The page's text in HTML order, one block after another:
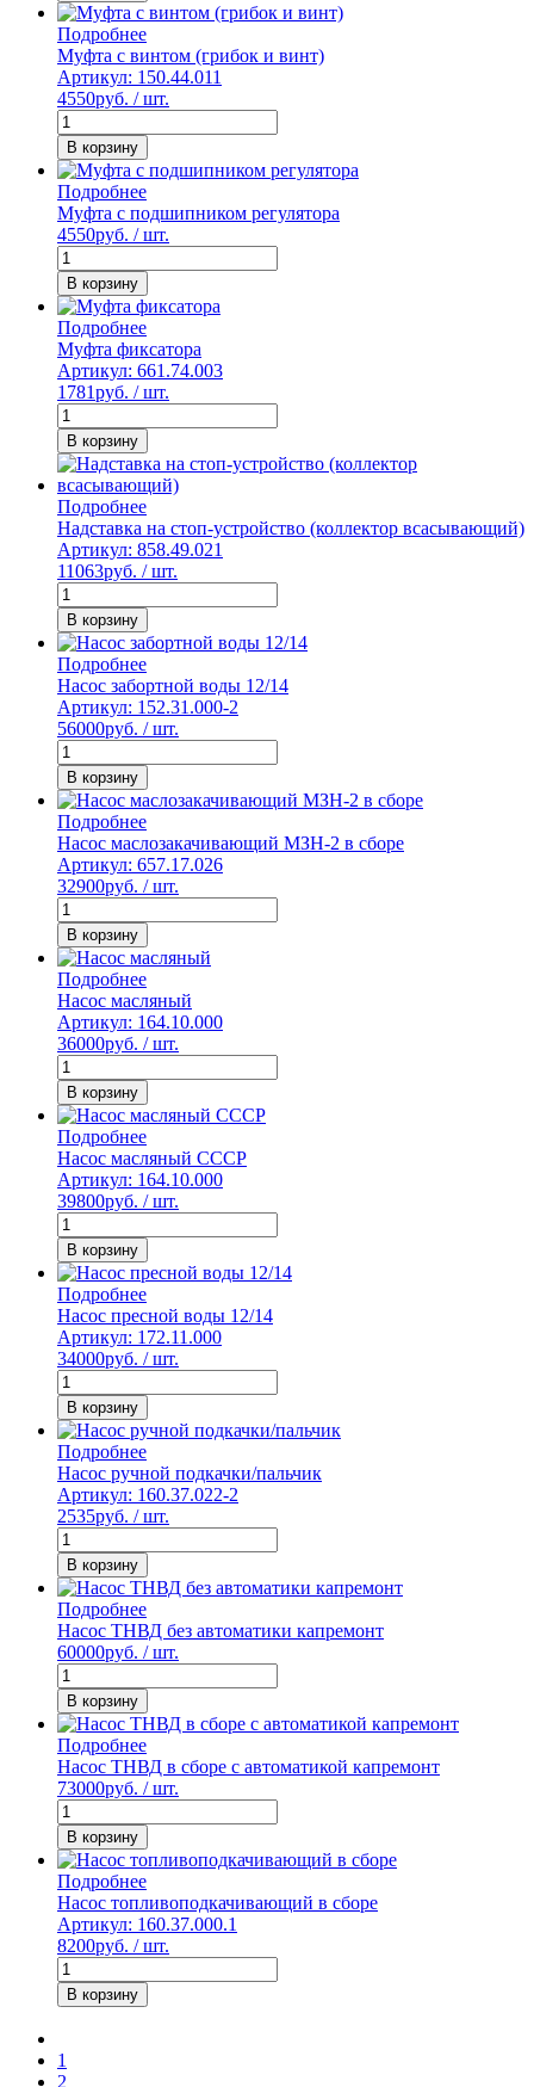
Подробнее
Муфта с винтом (грибок и винт)
Артикул: 150.44.011
4550руб. / шт.
В корзину
Подробнее
Муфта с подшипником регулятора
4550руб. / шт.
В корзину
Подробнее
Муфта фиксатора
Артикул: 661.74.003
1781руб. / шт.
В корзину
Подробнее
Надставка на стоп-устройство (коллектор всасывающий)
Артикул: 858.49.021
11063руб. / шт.
В корзину
Подробнее
Насос забортной воды 12/14
Артикул: 152.31.000-2
56000руб. / шт.
В корзину
Подробнее
Насос маслозакачивающий МЗН-2 в сборе
Артикул: 657.17.026
32900руб. / шт.
В корзину
Подробнее
Насос масляный
Артикул: 164.10.000
36000руб. / шт.
В корзину
Подробнее
Насос масляный СССР
Артикул: 164.10.000
39800руб. / шт.
В корзину
Подробнее
Насос пресной воды 12/14
Артикул: 172.11.000
34000руб. / шт.
В корзину
Подробнее
Насос ручной подкачки/пальчик
Артикул: 160.37.022-2
2535руб. / шт.
В корзину
Подробнее
Насос ТНВД без автоматики капремонт
60000руб. / шт.
В корзину
Подробнее
Насос ТНВД в сборе с автоматикой капремонт
73000руб. / шт.
В корзину
Подробнее
Насос топливоподкачивающий в сборе
Артикул: 160.37.000.1
8200руб. / шт.
В корзину
1
2